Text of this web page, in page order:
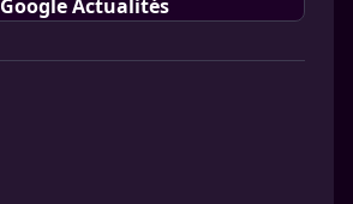
Google Actualités